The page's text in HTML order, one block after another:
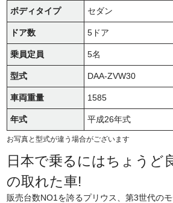
ボディタイプ セダン
ドア数 5ドア
乗員定員 5名
型式 DAA-ZVW30
車両重量 1585
年式 平成26年式
お写真と型式が違う場合がございます
日本で乗るにはちょうど
の取れた車!
販売台数NO1を誇るプリウス、第3世代の